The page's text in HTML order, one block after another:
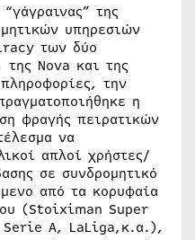
της
υπηρεσιών
των δύο
της Nova και της
την
η
φραγής πειρατικών
να
απλοί χρήστες/
σε συνδρομητικό
από τα κορυφαία
(Stoiximan Super
Serie A, LaLiga,κ.α.),